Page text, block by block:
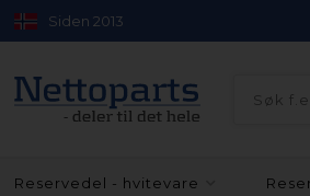
Siden 2013
Reservedel - hvitevare